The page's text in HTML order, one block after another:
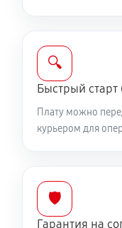
🔍
Быстрый
Плату можно
курьером для
🛡️
Гарантия на